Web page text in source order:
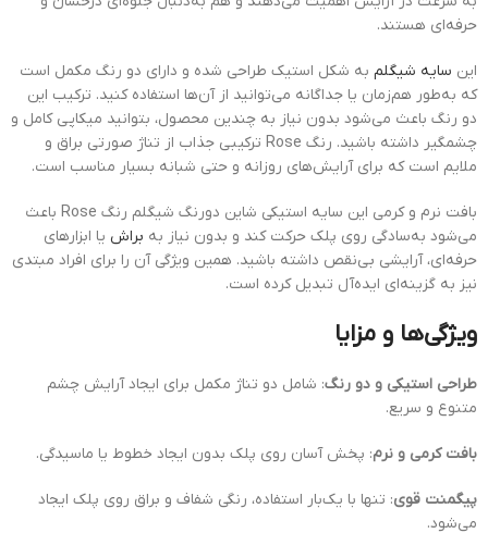
حرفه‌ای هستند.
این سایه شیگلم به شکل استیک طراحی شده و دارای دو رنگ مکمل است
که به‌طور هم‌زمان یا جداگانه می‌توانید از آن‌ها استفاده کنید. ترکیب این
دو رنگ باعث می‌شود بدون نیاز به چندین محصول، بتوانید میکاپی کامل و
چشمگیر داشته باشید. رنگ Rose ترکیبی جذاب از تناژ صورتی براق و
ملایم است که برای آرایش‌های روزانه و حتی شبانه بسیار مناسب است.
بافت نرم و کرمی این سایه استیکی شاین دورنگ شیگلم رنگ Rose باعث
می‌شود به‌سادگی روی پلک حرکت کند و بدون نیاز به براش یا ابزارهای
حرفه‌ای، آرایشی بی‌نقص داشته باشید. همین ویژگی آن را برای افراد مبتدی
نیز به گزینه‌ای ایده‌آل تبدیل کرده است.
ویژگی‌ها و مزایا
طراحی استیکی و دو رنگ: شامل دو تناژ مکمل برای ایجاد آرایش چشم
متنوع و سریع.
بافت کرمی و نرم: پخش آسان روی پلک بدون ایجاد خطوط یا ماسیدگی.
پیگمنت قوی: تنها با یک‌بار استفاده، رنگی شفاف و براق روی پلک ایجاد
می‌شود.